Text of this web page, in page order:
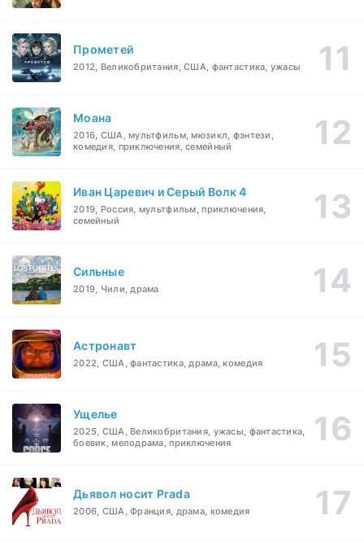
Прометей
2012, Великобритания, США, фантастика, ужасы
Моана
2016, США, мультфильм, мюзикл, фэнтези,
комедия, приключения, семейный
Иван Царевич и Серый Волк 4
2019, Россия, мультфильм, приключения,
семейный
Сильные
2019, Чили, драма
Астронавт
2022, США, фантастика, драма, комедия
Ущелье
2025, США, Великобритания, ужасы, фантастика,
боевик, мелодрама, приключения
Дьявол носит Prada
2006, США, Франция, драма, комедия